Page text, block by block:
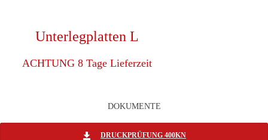
Unterlegplatten L
ACHTUNG 8 Tage Lieferzeit
DOKUMENTE
DRUCKPRÜFUNG 400KN